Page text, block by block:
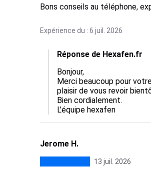
Bons conseils au téléphone,
Expérience du : 6 juil. 2026
Réponse de Hexafen.fr
Bonjour,
Merci beaucoup pour
plaisir de vous revoir
Bien cordialement.
L’équipe hexafen
Jerome H.
13 juil. 2026